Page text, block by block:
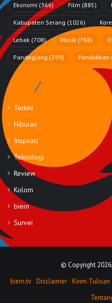
Ekonomi (366) Film (885)
Kabupaten Serang (1026)
Lebak (708) Musik (768)
Pandeglang (399) Pendidikan
Rubrik
Terkini
Hiburan
Inspirasi
Teknologi
Review
Kolom
biem
Survei
© Copyright
biem.tv Disclaimer Kirim Tulisan